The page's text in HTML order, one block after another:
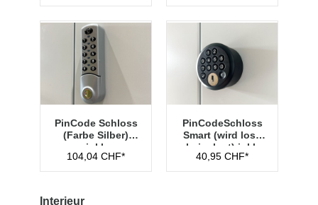
PinCode Schloss
(Farbe Silber)
inkl.
Hauptschlüssel
Typ 1
104,04 CHF*
PinCodeSchloss
Smart (wird lose
beigelegt) inkl.
Managementschl
üssel
40,95 CHF*
Interieur